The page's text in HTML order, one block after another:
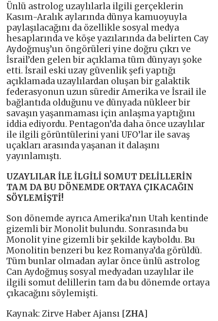
Ünlü astrolog uzaylılarla ilgili gerçeklerin
Kasım-Aralık aylarında dünya kamuoyuyla
paylaşılacağını da özellikle sosyal medya
hesaplarında ve köşe yazılarında da belirten Cay
Aydoğmuş’un öngörüleri yine doğru çıkrı ve
İsrail’den gelen bir açıklama tüm dünyayı şoke
etti. İsrail eski uzay güvenlik şefi yaptığı
açıklamada uzaylılardan oluşan bir galaktik
federasyonun uzun süredir Amerika ve İsrail ile
bağlantıda olduğunu ve dünyada nükleer bir
savaşın yaşanmaması için anlaşma yaptığını
iddia ediyordu. Pentagon’da daha önce uzaylılar
ile ilgili görüntülerini yani UFO’lar ile savaş
uçakları arasında yaşanan it dalaşını
yayınlamıştı.
UZAYLILAR İLE İLGİLİ SOMUT DELİLLERİN
TAM DA BU DÖNEMDE ORTAYA ÇIKACAĞIN
SÖYLEMİŞTİ!
Son dönemde ayrıca Amerika’nın Utah kentinde
gizemli bir Monolit bulundu. Sonrasında bu
Monolit yine gizemli bir şekilde kayboldu. Bu
Monolitin benzeri bu kez Romanya’da görüldü.
Tüm bunlar olmadan aylar önce ünlü astrolog
Can Aydoğmuş sosyal medyadan uzaylılar ile
ilgili somut delillerin tam da bu dönemde ortaya
çıkacağını söylemişti.
Kaynak: Zirve Haber Ajansı [ZHA]